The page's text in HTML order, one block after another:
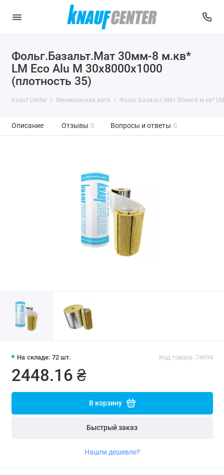
Фольг.Базальт.Мат 30мм-8 м.кв*
LМ Eco Alu M 30х8000х1000
(плотность 35)
Knauf Center Минеральная вата Фольг.Базальт.Мат 30мм-8 м.кв* LМ
Описание Отзывы 0 Вопросы и ответы 0
На складе: 72 шт. Код товара: 74694
2448.16 ₴
В корзину
Быстрый заказ
Нашли дешевле?